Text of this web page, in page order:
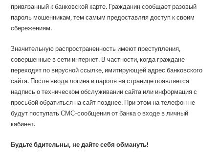
привязанный к банковской карте. Гражданин сообщает разовый
пароль мошенникам, тем самым предоставляя доступ к своим
сбережениям.
Значительную распространенность имеют преступления,
совершенные в сети интернет. В частности, когда граждане
переходят по вирусной ссылке, имитирующей адрес банковского
сайта. После ввода логина и пароля на странице появляется
надпись о техническом обслуживании сайта или информация с
просьбой обратиться на сайт позднее. При этом на телефон не
будут поступать СМС-сообщения от банка о входе в личный
кабинет.
Будьте бдительны, не дайте себя обмануть!